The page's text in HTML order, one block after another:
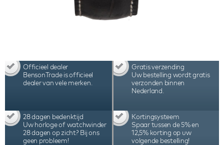
Officieel dealer
BensonTrade is officieel
dealer van vele merken.
Gratis verzending
Uw bestelling wordt gratis
verzonden binnen
Nederland.
28 dagen bedenktijd
Uw horloge of watchwinder
28 dagen op zicht? Bij ons
geen probleem!
Kortingsysteem
Spaar tussen de 5% en
12,5% korting op uw
volgende bestelling!